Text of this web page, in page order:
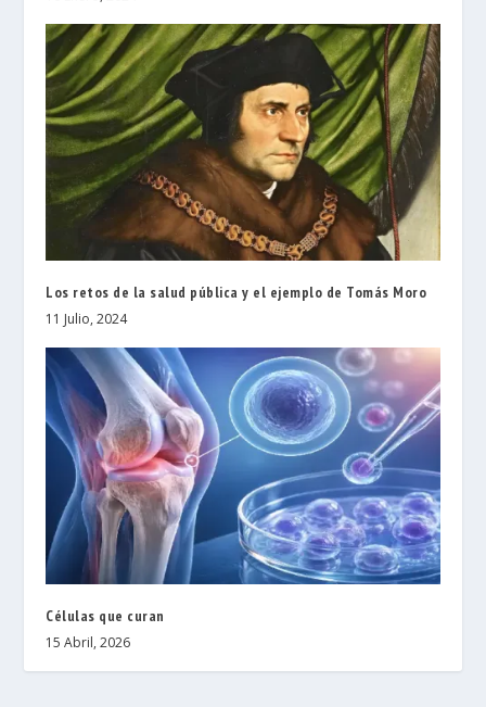
Los retos de la salud pública y el ejemplo de Tomás Moro
11 Julio, 2024
Células que curan
15 Abril, 2026